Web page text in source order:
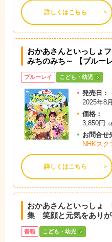
詳しくはこちら
おかあさんといっしょ
みちのみち～ 【ブルーレ
ブルーレイ こども・幼児
発売日：
2025年8
価格：
3,850円
お問合せ
NHKスク
詳しくはこちら
おかあさんといっしょ
集 笑顔と元気をありが
書籍 こども・幼児